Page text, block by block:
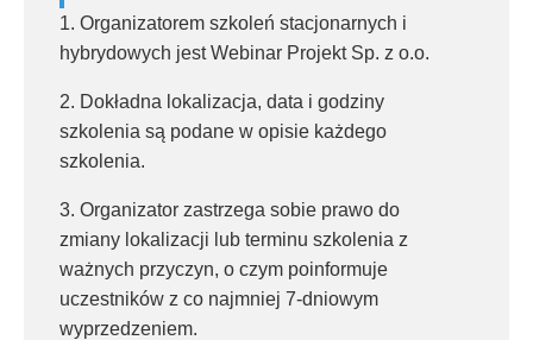
1. Organizatorem szkoleń stacjonarnych i
hybrydowych jest Webinar Projekt Sp. z o.o.
2. Dokładna lokalizacja, data i godziny
szkolenia są podane w opisie każdego
szkolenia.
3. Organizator zastrzega sobie prawo do
zmiany lokalizacji lub terminu szkolenia z
ważnych przyczyn, o czym poinformuje
uczestników z co najmniej 7-dniowym
wyprzedzeniem.